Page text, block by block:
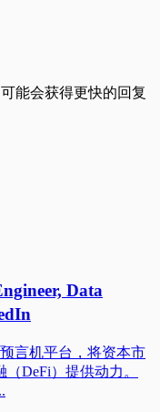
可能会获得更快的回复
Data
言机平台，将资本市
DeFi）提供动力。